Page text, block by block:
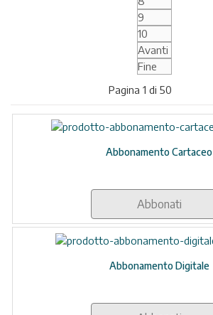
9
10
Avanti
Fine
Pagina 1 di 50
Abbonamento Cartaceo
Abbonati
Abbonamento Digitale